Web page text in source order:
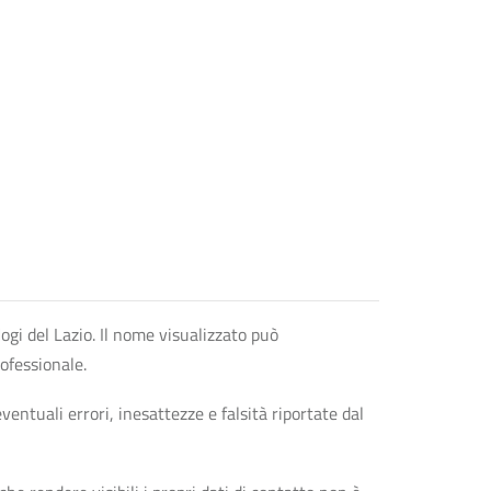
del Lazio. Il nome visualizzato può
errori, inesattezze e falsità riportate dal